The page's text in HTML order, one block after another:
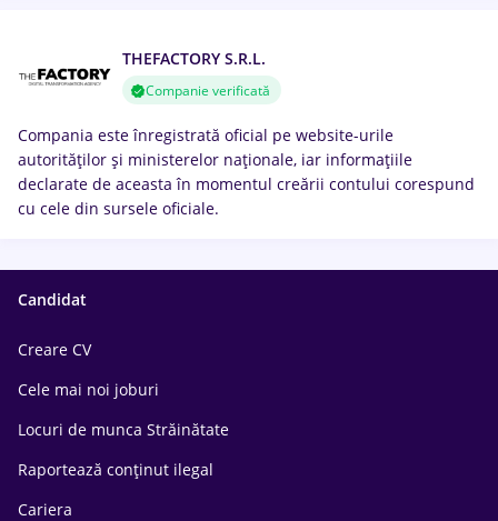
THEFACTORY S.R.L.
Companie verificată
Compania este înregistrată oficial pe website-urile
autorităților și ministerelor naționale, iar informațiile
declarate de aceasta în momentul creării contului corespund
cu cele din sursele oficiale.
Candidat
Creare CV
Cele mai noi joburi
Locuri de munca Străinătate
Raportează conținut ilegal
Cariera